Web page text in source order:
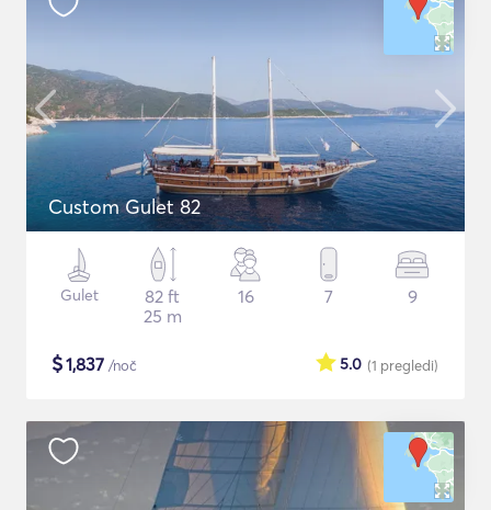
Custom Gulet 82
Gulet
82 ft
25 m
16 7 9
$1,837 /noč (1 pregledi)
5.0